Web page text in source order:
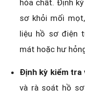
hóa chất. Định
sơ khỏi mối
liệu hồ sơ điện
mát hoặc hư
Định kỳ kiểm tra
và rà soát hồ